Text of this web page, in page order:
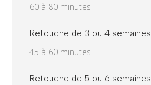
60 à 80 minutes
Retouche de 3 ou 4 semaines
45 à 60 minutes
Retouche de 5 ou 6 semaines